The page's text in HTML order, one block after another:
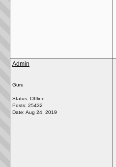
Admin
Guru
Status: Offline
Posts: 25432
Date: Aug 24, 2019